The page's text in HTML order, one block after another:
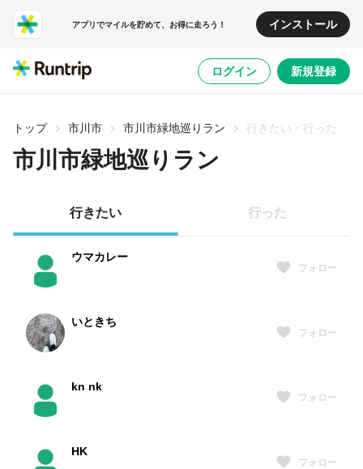
アプリでマイルを貯めて、お得に走ろう！ インストール
ログイン 新規登録
トップ 市川市 市川市緑地巡りラン 行きたい・行った
市川市緑地巡りラン
行きたい 行った
ウマカレー
フォロー
いときち
フォロー
kn nk
フォロー
HK
フォロー